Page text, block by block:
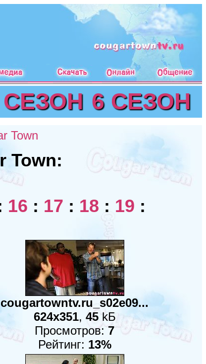
СЕЗОН 6 СЕЗОН
Town
Town:
16 : 17 : 18 : 19 :
cougartowntv.ru_s02e09...
624x351, 45kБ
Просмотров: 7
Рейтинг: 13%